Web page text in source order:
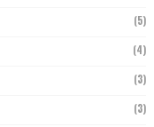
(5)
(4)
(3)
(3)